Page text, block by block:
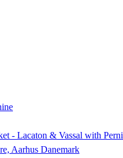
- Lacaton & Vassal with
Aarhus Danemark